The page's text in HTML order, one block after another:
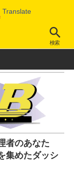
Translate
検索
者のあなた
集めたダッシ